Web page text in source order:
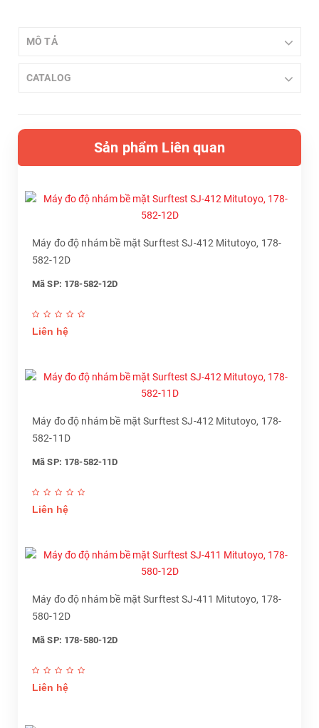
MÔ TẢ
CATALOG
Sản phẩm Liên quan
Máy đo độ nhám bề mặt Surftest SJ-412 Mitutoyo, 178-
582-12D
Mã SP: 178-582-12D
Liên hệ
Máy đo độ nhám bề mặt Surftest SJ-412 Mitutoyo, 178-
582-11D
Mã SP: 178-582-11D
Liên hệ
Máy đo độ nhám bề mặt Surftest SJ-411 Mitutoyo, 178-
580-12D
Mã SP: 178-580-12D
Liên hệ